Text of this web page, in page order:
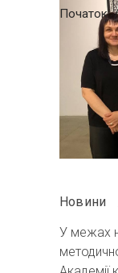
Початок
Новини
У межах